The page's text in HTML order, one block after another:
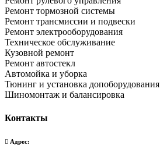
Ремонт тормозной системы
Ремонт трансмиссии и подвески
Ремонт электрооборудования
Техническое обслуживание
Кузовной ремонт
Ремонт автостекл
Автомойка и уборка
Тюнинг и установка допоборудования
Шиномонтаж и балансировка
Контакты
Адрес: